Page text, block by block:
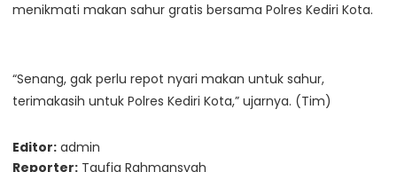
menikmati makan sahur gratis bersama Polres Kediri Kota.
“Senang, gak perlu repot nyari makan untuk sahur,
terimakasih untuk Polres Kediri Kota,” ujarnya. (Tim)
Editor: admin
Reporter: Taufiq Rahmansyah